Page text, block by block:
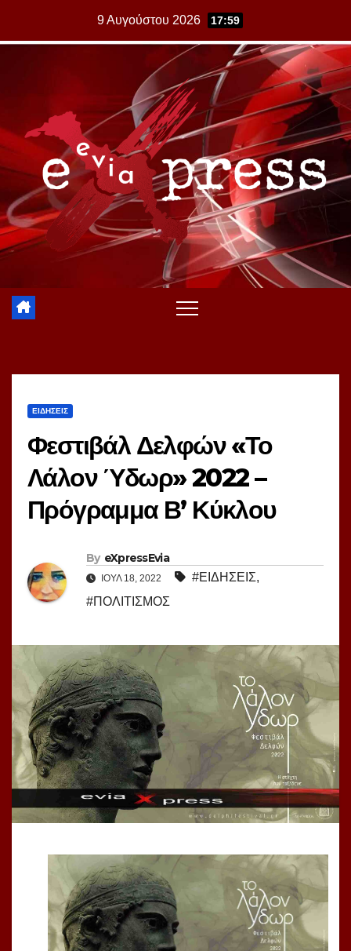
9 Αυγούστου 2026 17:59
ΕΙΔΗΣΕΙΣ
Φεστιβάλ Δελφών «Το
Λάλον Ύδωρ» 2022 –
Πρόγραμμα Β’ Κύκλου
By eXpressEvia
ΙΟΎΛ 18, 2022 #ΕΙΔΗΣΕΙΣ,
#ΠΟΛΙΤΙΣΜΟΣ